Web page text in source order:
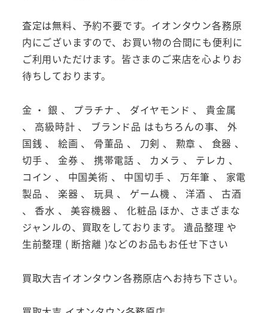
査定は無料、予約不要です。イオンタウン各務原
内にございますので、お買い物の合間にも便利に
ご利用いただけます。皆さまのご来店を心よりお
待ちしております。
金 ・ 銀 、 プラチナ 、 ダイヤモンド 、 貴金属
、 高級時計 、 ブランド品 はもちろんの事、 外
国銭 、 絵画 、 骨董品 、 刀剣 、 勲章 、 食器 、
切手 、 金券 、 携帯電話 、 カメラ 、 テレカ 、
コイン 、 中国美術 、 中国切手 、 万年筆 、 家電
製品 、 楽器 、 玩具 、 ゲーム機 、 洋酒 、 古酒
、 香水 、 美容機器 、 化粧品 ほか、さまざまな
ジャンルの、買取をしております。 遺品整理 や
生前整理 ( 断捨離 )などのお品もお任せ下さい
買取大吉イオンタウン各務原店へお持ち下さい。